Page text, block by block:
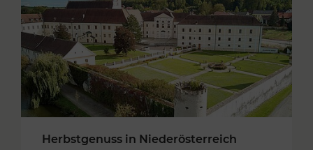
Herbstgenuss in Niederösterreich